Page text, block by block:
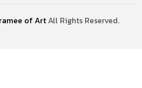
of Art All Rights Reserved.